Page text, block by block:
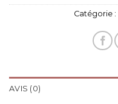
Catégorie :
AVIS (0)